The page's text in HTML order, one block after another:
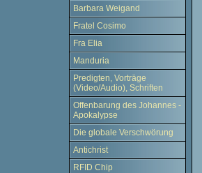
Barbara Weigand
Fratel Cosimo
Fra Elia
Manduria
Predigten, Vorträge
(Video/Audio), Schriften
Offenbarung des Johannes -
Apokalypse
Die globale Verschwörung
Antichrist
RFID Chip